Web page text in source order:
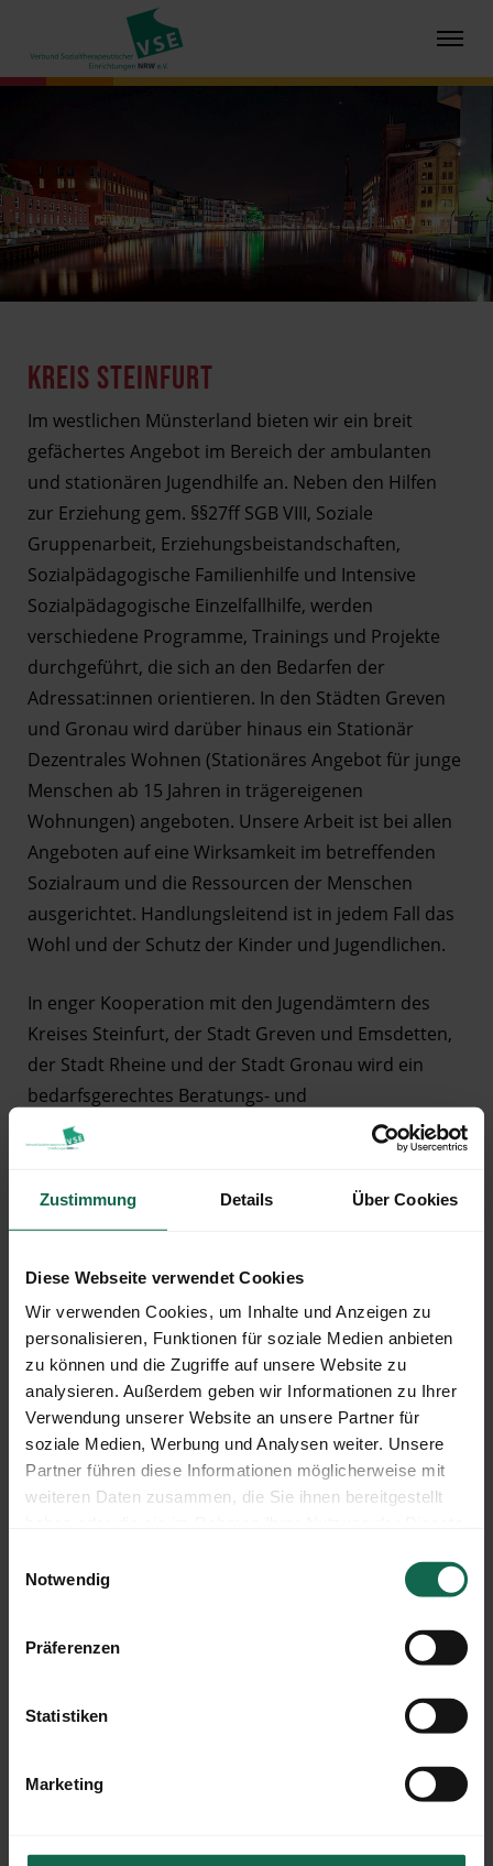
Zustimmung Details Über Cookies
Diese Webseite verwendet Cookies
Wir verwenden Cookies, um Inhalte und Anzeigen zu
personalisieren, Funktionen für soziale Medien anbieten
zu können und die Zugriffe auf unsere Website zu
analysieren. Außerdem geben wir Informationen zu Ihrer
Verwendung unserer Website an unsere Partner für
soziale Medien, Werbung und Analysen weiter. Unsere
Partner führen diese Informationen möglicherweise mit
weiteren Daten zusammen, die Sie ihnen bereitgestellt
Notwendig
Präferenzen
Statistiken
Marketing
KREIS STEINFURT
Im westlichen Münsterland bieten wir ein breit
gefächertes Angebot im Bereich der ambulanten
und stationären Jugendhilfe an. Neben den Hilfen
zur Erziehung gem. §§27ff SGB VIII, Soziale
Gruppenarbeit, Erziehungsbeistandschaften,
Sozialpädagogische Familienhilfe und Intensive
Sozialpädagogische Einzelfallhilfe, werden
verschiedene Programme, Trainings und Projekte
durchgeführt, die sich an den Bedarfen der
Adressat:innen orientieren. In den Städten Greven
und Gronau wird darüber hinaus ein Stationär
Dezentrales Wohnen (Stationäres Angebot für junge
Menschen ab 15 Jahren in trägereigenen
Wohnungen) angeboten. Unsere Arbeit ist bei allen
Angeboten auf eine Wirksamkeit im betreffenden
Sozialraum und die Ressourcen der Menschen
ausgerichtet. Handlungsleitend ist in jedem Fall das
Wohl und der Schutz der Kinder und Jugendlichen.
In enger Kooperation mit den Jugendämtern des
Kreises Steinfurt, der Stadt Greven und Emsdetten,
der Stadt Rheine und der Stadt Gronau wird ein
bedarfsgerechtes Beratungs- und
Betreuungsangebot in Zusammenarbeit mit den
Bildungs- Schul- und Sozialträgern entwickelt.
Wir sind an den Standorten in Greven, Lengerich,
ansässig.
Jugendwohnhaus Villa Samim